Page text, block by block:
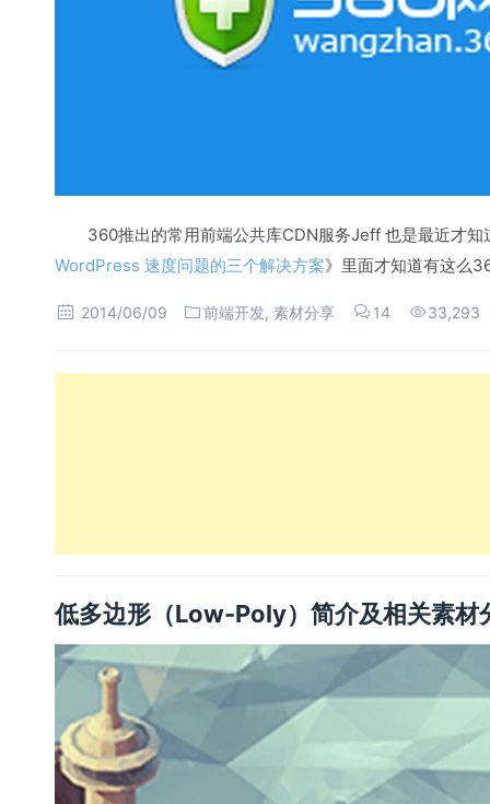
360推出的常用前端公共库CDN服务Jeff 也是最近才知
WordPress 速度问题的三个解决方案》里面才知道有这么
2014/06/09 前端开发,素材分享 14 33,293
低多边形（Low-Poly）简介及相关素材